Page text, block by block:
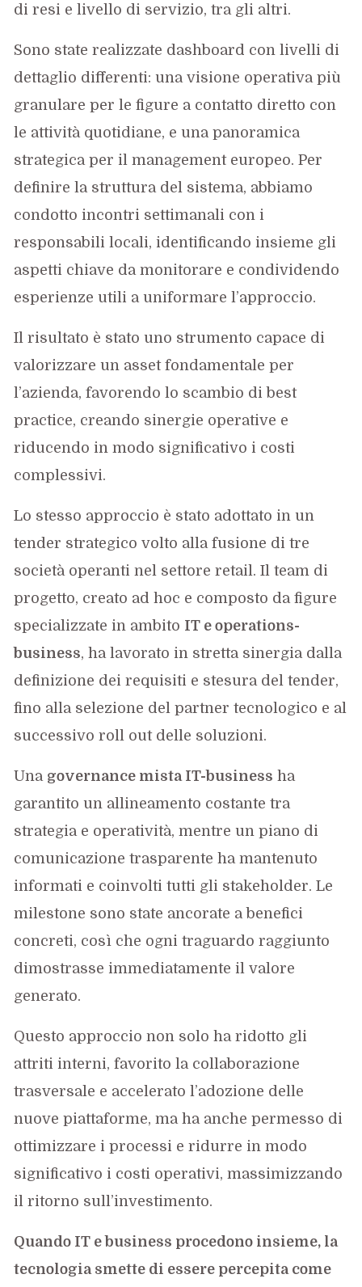
di resi e livello di servizio, tra gli altri.
Sono state realizzate dashboard con livelli di
dettaglio differenti: una visione operativa più
granulare per le figure a contatto diretto con
le attività quotidiane, e una panoramica
strategica per il management europeo. Per
definire la struttura del sistema, abbiamo
condotto incontri settimanali con i
responsabili locali, identificando insieme gli
aspetti chiave da monitorare e condividendo
esperienze utili a uniformare l’approccio.
Il risultato è stato uno strumento capace di
valorizzare un asset fondamentale per
l’azienda, favorendo lo scambio di best
practice, creando sinergie operative e
riducendo in modo significativo i costi
complessivi.
Lo stesso approccio è stato adottato in un
tender strategico volto alla fusione di tre
società operanti nel settore retail. Il team di
progetto, creato ad hoc e composto da figure
specializzate in ambito IT e operations-
business, ha lavorato in stretta sinergia dalla
definizione dei requisiti e stesura del tender,
fino alla selezione del partner tecnologico e al
successivo roll out delle soluzioni.
Una governance mista IT-business ha
garantito un allineamento costante tra
strategia e operatività, mentre un piano di
comunicazione trasparente ha mantenuto
informati e coinvolti tutti gli stakeholder. Le
milestone sono state ancorate a benefici
concreti, così che ogni traguardo raggiunto
dimostrasse immediatamente il valore
generato.
Questo approccio non solo ha ridotto gli
attriti interni, favorito la collaborazione
trasversale e accelerato l’adozione delle
nuove piattaforme, ma ha anche permesso di
ottimizzare i processi e ridurre in modo
significativo i costi operativi, massimizzando
il ritorno sull’investimento.
Quando IT e business procedono insieme, la
tecnologia smette di essere percepita come